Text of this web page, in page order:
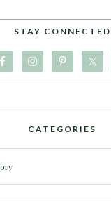
STAY CONNECTED
CATEGORIES